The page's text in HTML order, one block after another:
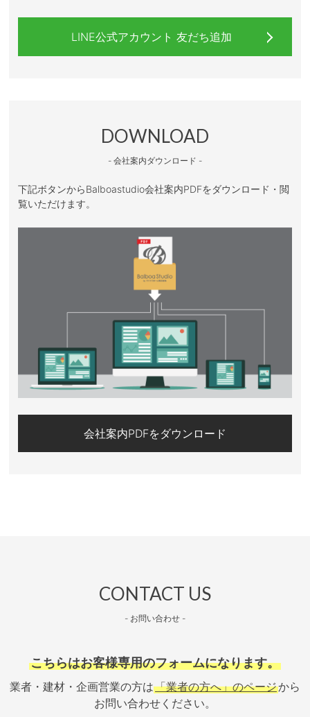
LINE公式アカウント 友だち追加
DOWNLOAD
- 会社案内ダウンロード -
下記ボタンからBalboastudio会社案内PDFをダウンロード・閲
覧いただけます。
会社案内PDFをダウンロード
CONTACT US
- お問い合わせ -
こちらはお客様専用のフォームになります。
業者・建材・企画営業の方は「業者の方へ」のページから
お問い合わせください。